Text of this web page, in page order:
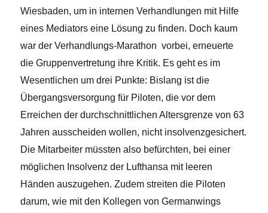
Wiesbaden, um in internen Verhandlungen mit Hilfe
eines Mediators eine Lösung zu finden. Doch kaum
war der Verhandlungs-Marathon vorbei, erneuerte
die Gruppenvertretung ihre Kritik. Es geht es im
Wesentlichen um drei Punkte: Bislang ist die
Übergangsversorgung für Piloten, die vor dem
Erreichen der durchschnittlichen Altersgrenze von 63
Jahren ausscheiden wollen, nicht insolvenzgesichert.
Die Mitarbeiter müssten also befürchten, bei einer
möglichen Insolvenz der Lufthansa mit leeren
Händen auszugehen. Zudem streiten die Piloten
darum, wie mit den Kollegen von Germanwings